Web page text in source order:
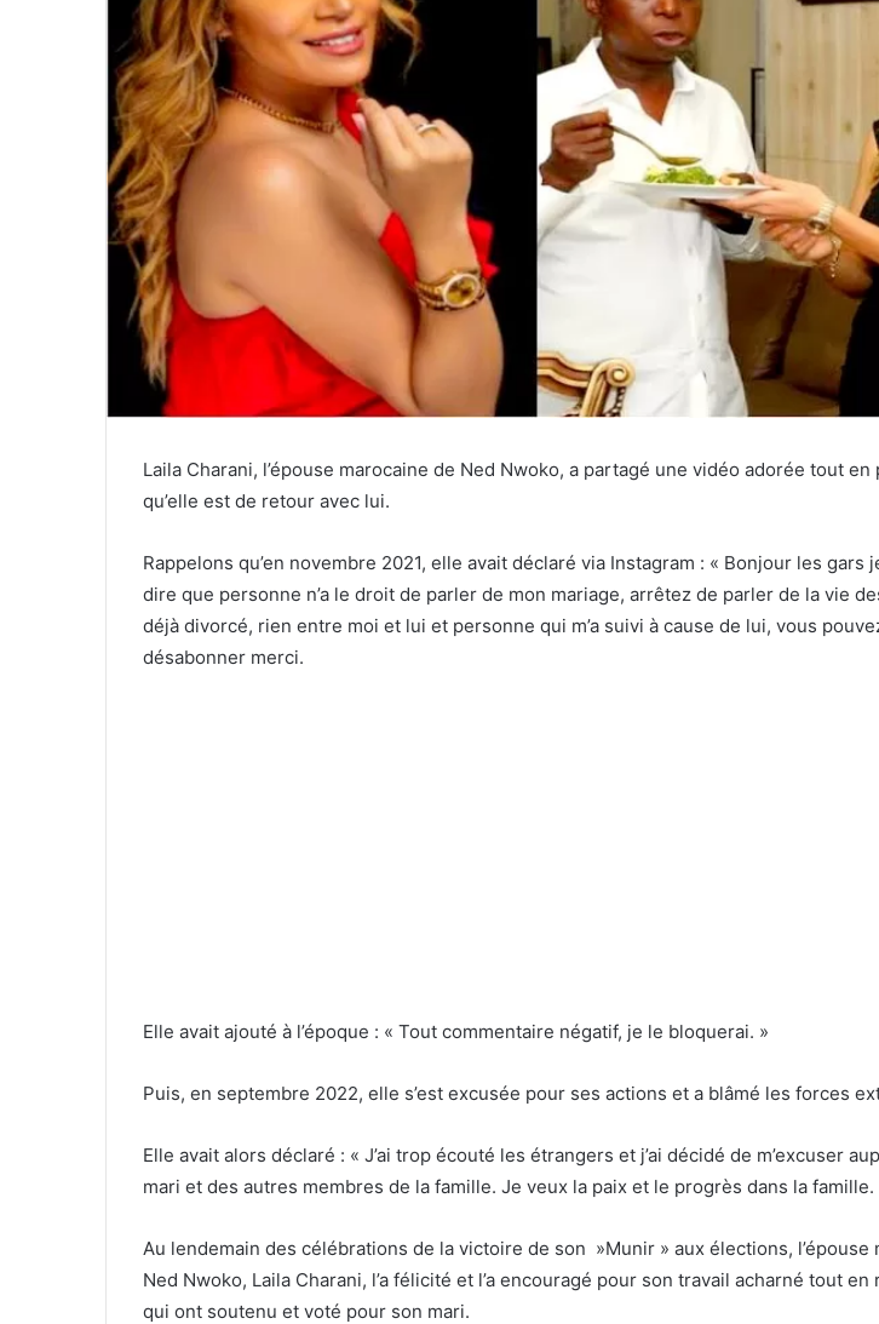
Laila Charani, l’épouse marocaine de Ned Nwoko, a partagé une vidéo adorée tout en
qu’elle est de retour avec lui.
Rappelons qu’en novembre 2021, elle avait déclaré via Instagram : « Bonjour les gars
dire que personne n’a le droit de parler de mon mariage, arrêtez de parler de la vie
déjà divorcé, rien entre moi et lui et personne qui m’a suivi à cause de lui, vous
désabonner merci.
Elle avait ajouté à l’époque : « Tout commentaire négatif, je le bloquerai. »
Puis, en septembre 2022, elle s’est excusée pour ses actions et a blâmé les forces
Elle avait alors déclaré : « J’ai trop écouté les étrangers et j’ai décidé de m’excuser
mari et des autres membres de la famille. Je veux la paix et le progrès dans la famille.
Au lendemain des célébrations de la victoire de son »Munir » aux élections, l’épouse
Ned Nwoko, Laila Charani, l’a félicité et l’a encouragé pour son travail acharné tout
qui ont soutenu et voté pour son mari.